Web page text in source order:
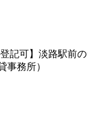
記可】淡路駅前
事務所）